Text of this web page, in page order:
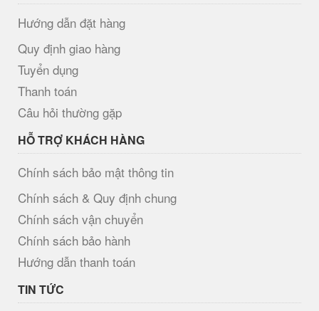
Hướng dẫn đặt hàng
Quy định giao hàng
Tuyển dụng
Thanh toán
Câu hỏi thường gặp
HỖ TRỢ KHÁCH HÀNG
Chính sách bảo mật thông tin
Chính sách & Quy định chung
Chính sách vận chuyển
Chính sách bảo hành
Hướng dẫn thanh toán
TIN TỨC